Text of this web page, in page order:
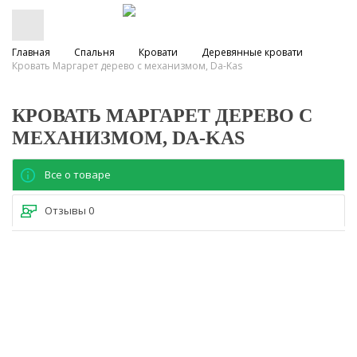
Главная Спальня Кровати
Деревянные кровати
Кровать Маргарет дерево с механизмом, Da-Kas
КРОВАТЬ МАРГАРЕТ ДЕРЕВО С
МЕХАНИЗМОМ, DA-KAS
Все о товаре
Отзывы 0